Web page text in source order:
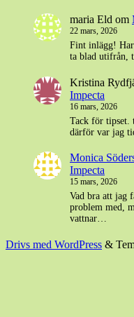
maria Eld om
22 mars, 2026
Fint inlägg! Har
ta blad utifrån,
Kristina
Impecta
16 mars, 2026
Tack för tipset.
därför var jag
Monica
Impecta
15 mars, 2026
Vad bra att jag
problem med,
vattnar…
Drivs med WordPress &